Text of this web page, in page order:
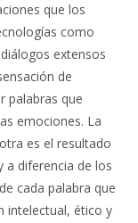
que los
como
extensos
de
palabras que
emociones. La
es el resultado
a diferencia de los
cada palabra que
intelectual, ético y